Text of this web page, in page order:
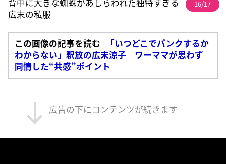
背中に大きな蜘蛛があしらわれた独特すぎる
広末の私服
16/17
この画像の記事を読む
「いつどこでパンクするか
わからない」釈放の広末涼子 ワーママが思わず
同情した“共感”ポイント
広告の下にコンテンツが続きます